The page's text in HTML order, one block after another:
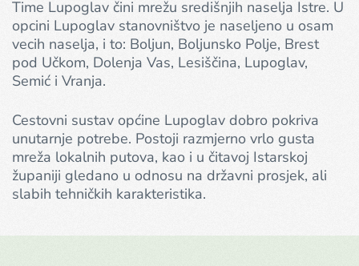
Time Lupoglav čini mrežu središnjih naselja Istre. U
opcini Lupoglav stanovništvo je naseljeno u osam
vecih naselja, i to: Boljun, Boljunsko Polje, Brest
pod Učkom, Dolenja Vas, Lesiščina, Lupoglav,
Semić i Vranja.
Cestovni sustav općine Lupoglav dobro pokriva
unutarnje potrebe. Postoji razmjerno vrlo gusta
mreža lokalnih putova, kao i u čitavoj Istarskoj
županiji gledano u odnosu na državni prosjek, ali
slabih tehničkih karakteristika.